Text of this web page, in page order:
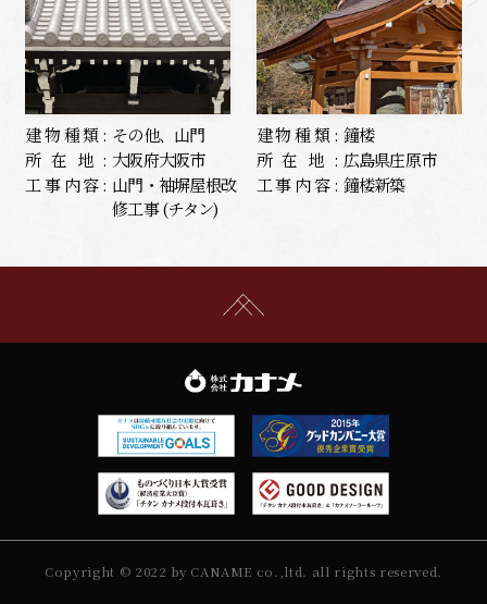
建物種類: その他、山門
所在地: 大阪府大阪市
工事内容: 山門・袖塀屋根改
修工事 (チタン)
建物種類: 鐘楼
所在地: 広島県庄原市
工事内容: 鐘楼新築
Copyright © 2022 by CANAME co.,ltd. all rights reserved.